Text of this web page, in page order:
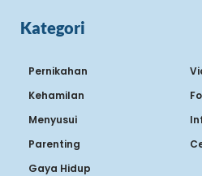
Kategori
Pernikahan
Kehamilan
Menyusui
Parenting
Gaya Hidup